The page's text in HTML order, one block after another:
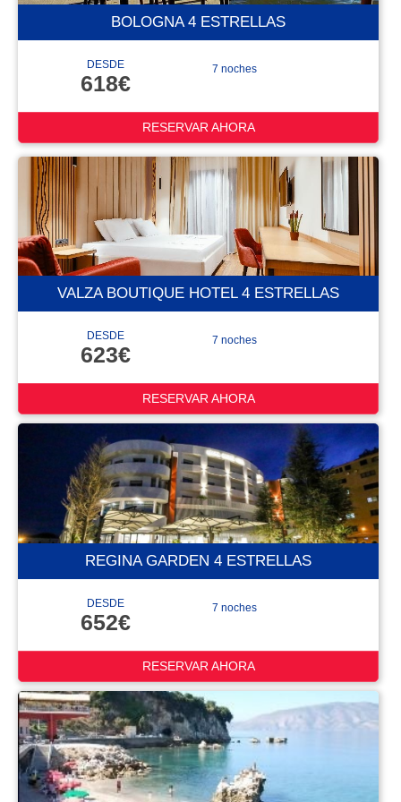
BOLOGNA 4 ESTRELLAS
DESDE
618€
7 noches
RESERVAR AHORA
VALZA BOUTIQUE HOTEL 4 ESTRELLAS
DESDE
623€
7 noches
RESERVAR AHORA
REGINA GARDEN 4 ESTRELLAS
DESDE
652€
7 noches
RESERVAR AHORA